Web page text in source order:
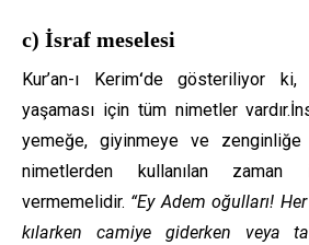
c) İsraf meselesi
Kur’an-ı Kerim‘de gösteriliyor ki,
yaşaması için tüm nimetler
yemeğe, giyinmeye ve zenginliğe
nimetlerden kullanılan
vermemelidir. “Ey Adem oğulları!
kılarken camiye giderken veya